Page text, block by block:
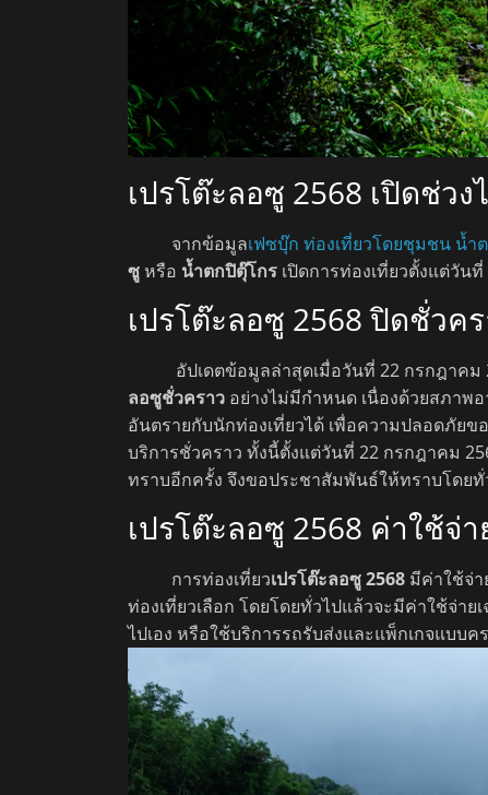
เปรโต๊ะลอซู 2568 เปิดช่วง
จากข้อมูลเฟซบุ๊ก ท่องเที่ยวโดยชุมชน น้ำ
ซู หรือ น้ำตกปิตุ๊โกร เปิดการท่องเที่ยวตั้งแต่วัน
เปรโต๊ะลอซู 2568 ปิดชั่วค
อัปเดตข้อมูลล่าสุดเมื่อวันที่ 22 กรกฎาคม
ลอซูชั่วคราว อย่างไม่มีกำหนด เนื่องด้วยสภาพ
อันตรายกับนักท่องเที่ยวได้ เพื่อความปลอดภัย
บริการชั่วคราว ทั้งนี้ตั้งแต่วันที่ 22 กรกฎาคม
ทราบอีกครั้ง จึงขอประชาสัมพันธ์ให้ทราบโดย
เปรโต๊ะลอซู 2568 ค่าใช้จ่า
การท่องเที่ยวเปรโต๊ะลอซู 2568 มีค่าใช้จ่
ท่องเที่ยวเลือก โดยโดยทั่วไปแล้วจะมีค่าใช้จ่า
ไปเอง หรือใช้บริการรถรับส่งและแพ็กเกจแบบค